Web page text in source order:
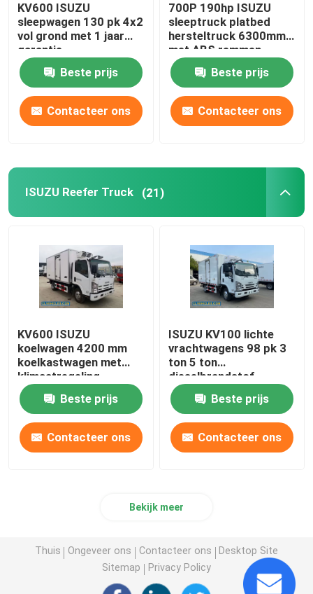
KV600 ISUZU
sleepwagen 130 pk 4x2
vol grond met 1 jaar
garantie
Beste prijs
Contacteer ons
700P 190hp ISUZU
sleeptruck platbed
hersteltruck 6300mm
met ABS remmen
Beste prijs
Contacteer ons
ISUZU Reefer Truck (21)
KV600 ISUZU
koelwagen 4200 mm
koelkastwagen met
klimaatregeling
Beste prijs
Contacteer ons
ISUZU KV100 lichte
vrachtwagens 98 pk 3
ton 5 ton
dieselbrandstof
Beste prijs
Contacteer ons
Bekijk meer
Thuis Ongeveer ons Contacteer ons
Desktop Site
Sitemap
Privacy Policy